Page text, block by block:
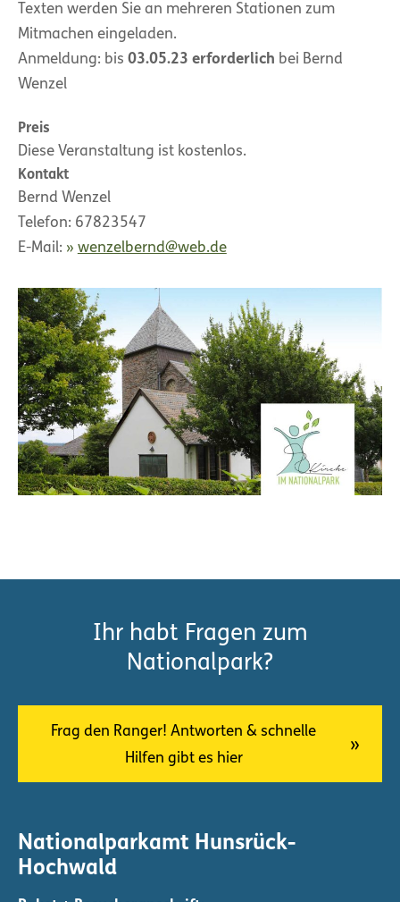
Texten werden Sie an mehreren Stationen zum
Mitmachen eingeladen.
Anmeldung: bis 03.05.23 erforderlich bei Bernd
Wenzel
Preis
Diese Veranstaltung ist kostenlos.
Kontakt
Bernd Wenzel
Telefon: 67823547
E-Mail:
wenzelbernd@web.de
Ihr habt Fragen zum
Nationalpark?
Frag den Ranger! Antworten & schnelle
Hilfen gibt es hier
Nationalparkamt Hunsrück-
Hochwald